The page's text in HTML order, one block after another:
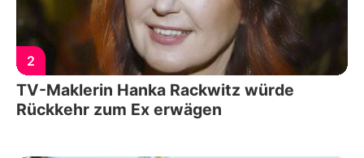
2
TV-Maklerin Hanka Rackwitz würde
Rückkehr zum Ex erwägen